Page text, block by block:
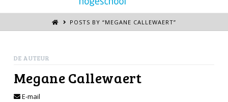
POSTS BY “MEGANE CALLEWAERT”
DE AUTEUR
Megane Callewaert
E-mail